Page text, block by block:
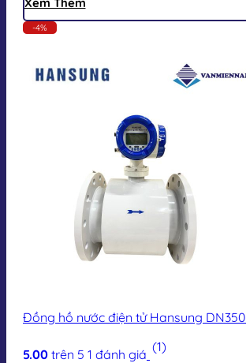
Xem Thêm
-4%
Đồng hồ nước điện tử Hansung DN350
5.00 trên 5 1 đánh giá (1)